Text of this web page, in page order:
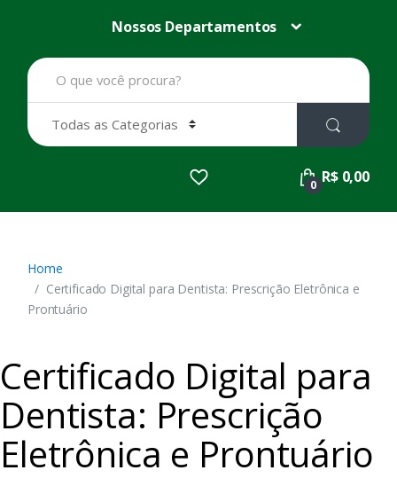
Nossos Departamentos
B
u
a
r
:
0 R$ 0,00
Home
Certificado Digital para Dentista: Prescrição Eletrônica e
Prontuário
Certificado Digital para
Dentista: Prescrição
Eletrônica e Prontuário